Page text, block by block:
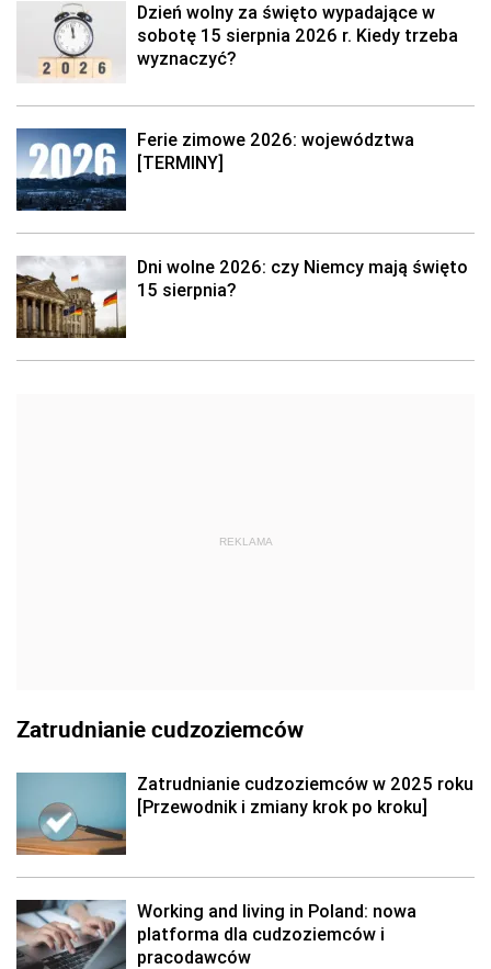
Dzień wolny za święto wypadające w
sobotę 15 sierpnia 2026 r. Kiedy trzeba
wyznaczyć?
Ferie zimowe 2026: województwa
[TERMINY]
Dni wolne 2026: czy Niemcy mają święto
15 sierpnia?
REKLAMA
Zatrudnianie cudzoziemców
Zatrudnianie cudzoziemców w 2025 roku
[Przewodnik i zmiany krok po kroku]
Working and living in Poland: nowa
platforma dla cudzoziemców i
pracodawców